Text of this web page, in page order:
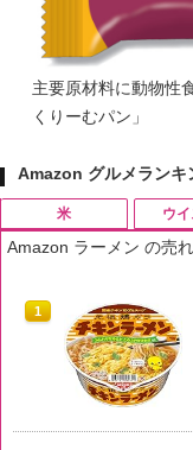
主要原材料に動物性
くりーむパン」
Amazon グルメランキ
米
1
ウ
1
Amazon ラーメン の売
1